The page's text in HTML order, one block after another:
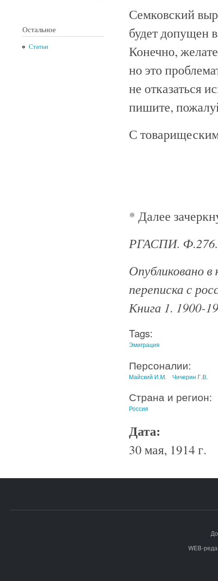
Остальное
Статьи
Семковский
будет допущен
Конечно,
но это
не отказаться
пишите,
С
* Далее
РГАСПИ.
Опубликовано
переписка с
Книга 1. 1900-
Tags:
Эмиграция
Персоналии:
Майский И.М. Чичерин Г.В.
Страна и регион:
Россия
Дата:
30 мая, 1914 г.
WEB-